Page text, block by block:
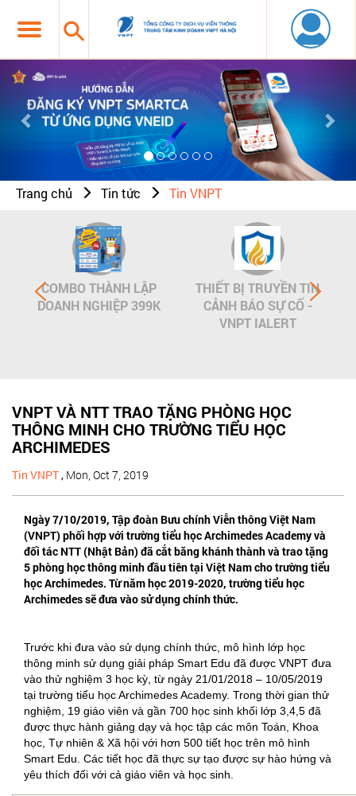
Previous
Trang chủ Tin tức Tin VNPT
COMBO THÀNH LẬP
DOANH NGHIỆP 399K
THIẾT BỊ TRUYỀN TIN
CẢNH BÁO SỰ CỐ -
VNPT IALERT
VNPT VÀ NTT TRAO TẶNG PHÒNG HỌC
THÔNG MINH CHO TRƯỜNG TIỂU HỌC
ARCHIMEDES
Tin VNPT, Mon, Oct 7, 2019
Ngày 7/10/2019, Tập đoàn Bưu chính Viễn thông Việt Nam
(VNPT) phối hợp với trường tiểu học Archimedes Academy và
đối tác NTT (Nhật Bản) đã cắt băng khánh thành và trao tặng
5 phòng học thông minh đầu tiên tại Việt Nam cho trường tiểu
học Archimedes. Từ năm học 2019-2020, trường tiểu học
Archimedes sẽ đưa vào sử dụng chính thức.
Trước khi đưa vào sử dụng chính thức, mô hình lớp học
thông minh sử dụng giải pháp Smart Edu đã được VNPT đưa
vào thử nghiệm 3 học kỳ, từ ngày 21/01/2018 – 10/05/2019
tại trường tiểu học Archimedes Academy. Trong thời gian thử
nghiệm, 19 giáo viên và gần 700 học sinh khối lớp 3,4,5 đã
được thực hành giảng dạy và học tập các môn Toán, Khoa
học, Tự nhiên & Xã hội với hơn 500 tiết học trên mô hình
Smart Edu. Các tiết học đã thực sự tạo được sự hào hứng và
yêu thích đối với cả giáo viên và học sinh.